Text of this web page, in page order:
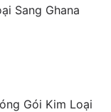
Sang Ghana
Gói Kim Loại